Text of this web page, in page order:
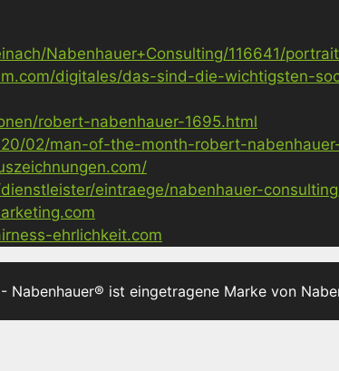
Nabenhauer+Consulting/116641/
digitales/das-sind-die-wichtigsten-
robert-nabenhauer-1695.html
02/man-of-the-month-robert-
eintraege/nabenhauer-
ehrlichkeit.com
- Nabenhauer® ist eingetragene Marke von